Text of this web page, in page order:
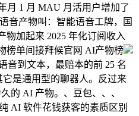
月 1 月 MAU 月活用户增加了
音产物叫：智能语音工牌，国
物加起来 2025 年化订阅收入
榜单间接拜候官网 AI产物榜
音到文本，最赔本的前 25 名
它是通用型的聊器人。反过来
的 AI 产物。、豆包、、、
AI 软件花钱获客的素质区别